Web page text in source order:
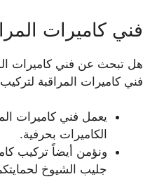
فني كاميرات
هل تبحث عن فني كاميرات
فني كاميرات المراقبة
يعمل فني كاميرات
الكاميرات بحرفية.
ونؤمن أيضاً تركيب
جليب الشيوخ